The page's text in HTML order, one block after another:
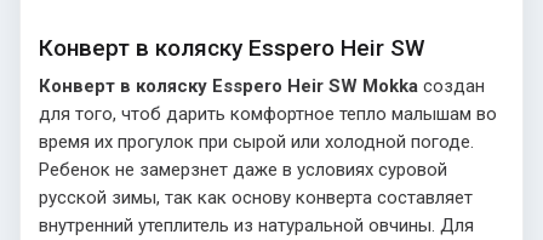
Конверт в коляску Esspero Heir SW
Конверт в коляску Esspero Heir SW Mokka создан
для того, чтоб дарить комфортное тепло малышам во
время их прогулок при сырой или холодной погоде.
Ребенок не замерзнет даже в условиях суровой
русской зимы, так как основу конверта составляет
внутренний утеплитель из натуральной овчины. Для